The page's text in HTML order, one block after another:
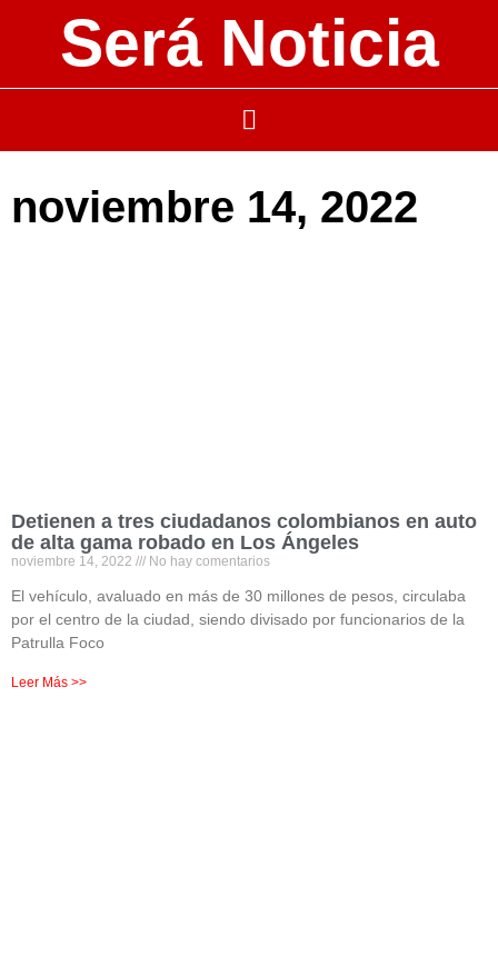
Será Noticia
noviembre 14, 2022
Detienen a tres ciudadanos colombianos en auto
de alta gama robado en Los Ángeles
noviembre 14, 2022 No hay comentarios
El vehículo, avaluado en más de 30 millones de pesos, circulaba
por el centro de la ciudad, siendo divisado por funcionarios de la
Patrulla Foco
Leer Más >>